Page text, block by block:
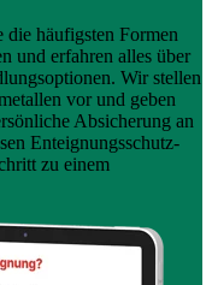
die häufigsten Formen
und erfahren alles über
Wir stellen
vor und geben
Absicherung an
Enteignungsschutz-
zu einem